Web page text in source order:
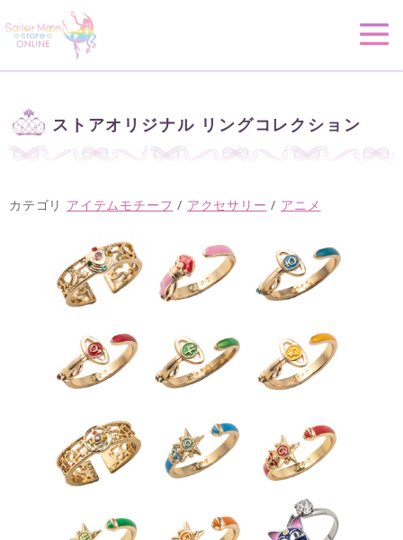
ストアオリジナル リングコレクション
カテゴリ アイテムモチーフ / アクセサリー / アニメ